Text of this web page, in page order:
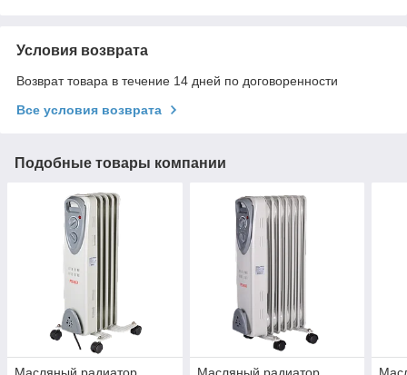
Условия возврата
Возврат товара в течение 14 дней по договоренности
Все условия возврата
Подобные товары компании